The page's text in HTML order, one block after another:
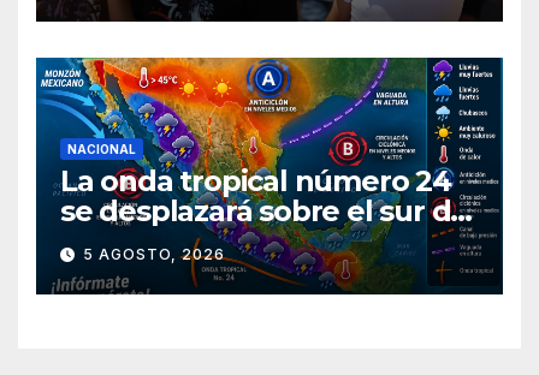
NACIONAL
La onda tropical número 24
se desplazará sobre el sur del
territorio nacional
5 AGOSTO, 2026